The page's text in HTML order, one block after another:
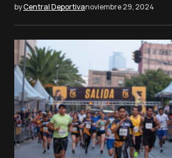
byCentral Deportivanoviembre 29, 2024